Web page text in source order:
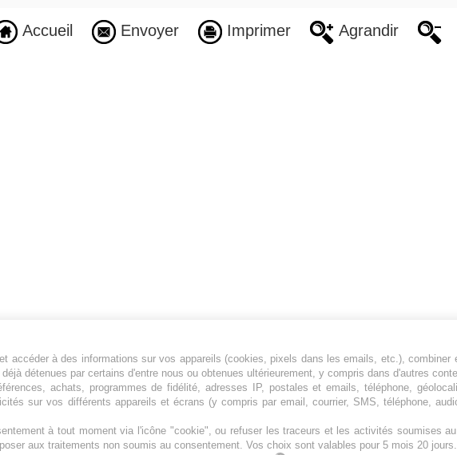
Accueil Envoyer Imprimer Agrandir
Jeunesfooteux est un média sportif qui traite
principalement de l'actualité de la Ligue 1 et
des grosses actualités de la Ligue 2 et du
Plan du site | Syndication |Powered by WM
accéder à des informations sur vos appareils (cookies, pixels dans les emails, etc.), combiner
détenues par certains d'entre nous ou obtenues ultérieurement, y compris dans d'autres
achats, programmes de fidélité, adresses IP, postales et emails, téléphone,
sur vos différents appareils et écrans (y compris par email, courrier, SMS, téléphone,
à tout moment via l'icône "cookie", ou refuser les traceurs et les activités soumises
aux traitements non soumis au consentement. Vos choix sont valables pour 5 mois 20 jours.